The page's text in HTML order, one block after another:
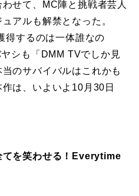
せて、MC陣と挑戦者芸人
アルも解禁となった。
得するのは一体誰なの
シも「DMM TVでしか見
のサバイバルはこれかも
は、いよいよ10月30日
てを笑わせる！Everytime